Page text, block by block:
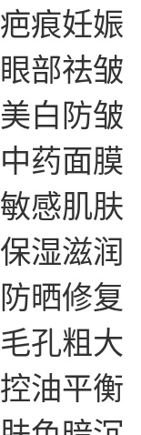
疤痕妊娠
眼部祛皱
美白防皱
中药面膜
敏感肌肤
保湿滋润
防晒修复
毛孔粗大
控油平衡